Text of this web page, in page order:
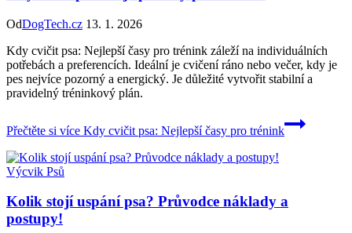
OdDogTech.cz 13. 1. 2026
Kdy cvičit psa: Nejlepší časy pro trénink záleží na individuálních
potřebách a preferencích. Ideální je cvičení ráno nebo večer, kdy je
pes nejvíce pozorný a energický. Je důležité vytvořit stabilní a
pravidelný tréninkový plán.
Přečtěte si více Kdy cvičit psa: Nejlepší časy pro trénink
Výcvik Psů
Kolik stojí uspání psa? Průvodce náklady a
postupy!